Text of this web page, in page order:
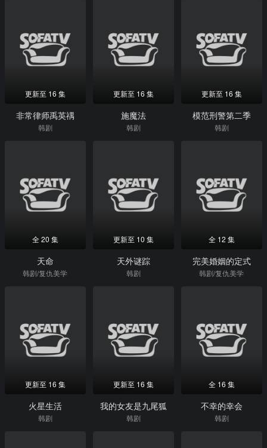
更新至 16 集
非常律师禹英禑
韩剧
更新至 16 集
施魔法
韩剧
更新至 16 集
模范刑警第二季
韩剧
全 20 集
天命
韩剧/复仇美学
更新至 10 集
天外谜踪
韩剧
全 12 集
完美婚姻的定式
韩剧/复仇美学
更新至 16 集
火星生活
韩剧
更新至 16 集
我的女友是九尾狐
韩剧
全 16 集
不幸的幸会
韩剧